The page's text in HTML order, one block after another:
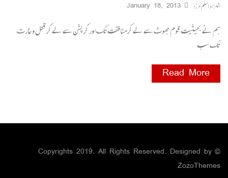
شہزاد اسلم مرزا January 18, 2013
ہم نے بحیثیت قوم جھوٹ سے لے کر منافقت تک اور کرپشن سے لے کر قتل و غارت
تک سب
Read More
© Copyrights 2019. All Rights Reserved. Designed by
ZozoThemes